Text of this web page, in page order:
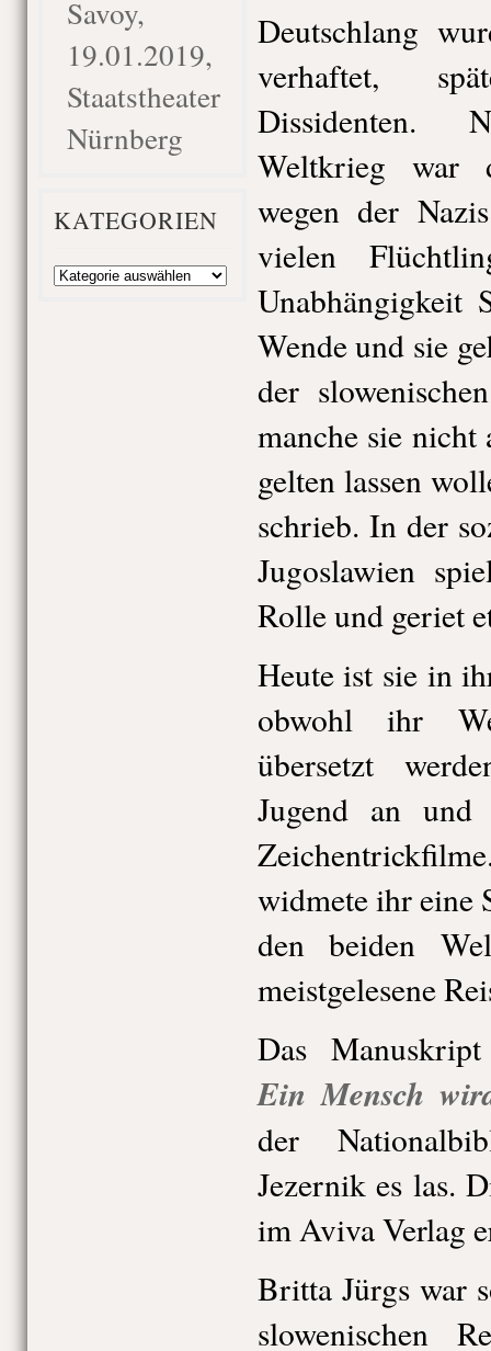
Savoy,
19.01.2019,
Staatstheater
Nürnberg
KATEGORIEN
Kategorien
Deutschlang
verhaftet,
Dissidenten.
Weltkrieg war
wegen der
vielen
Unabhängigkeit
Wende und sie
der
manche sie
gelten lassen
schrieb. In der
Jugoslawien
Rolle und geriet
Heute ist sie in
obwohl ihr
übersetzt
Jugend an
widmete ihr eine
den beiden
meistgelesene
Das
Ein Mensch
der
Jezernik es las.
im Aviva Verlag
Britta Jürgs war
slowenischen